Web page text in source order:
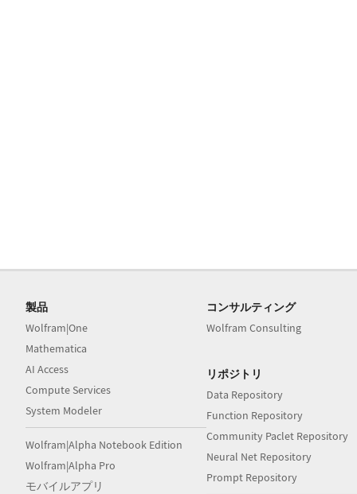
製品
Wolfram|One
Mathematica
AI Access
Compute Services
System Modeler
Wolfram|Alpha Notebook Edition
Wolfram|Alpha Pro
モバイルアプリ
コンサルティング
Wolfram Consulting
リポジトリ
Data Repository
Function Repository
Community Paclet Repository
Neural Net Repository
Prompt Repository